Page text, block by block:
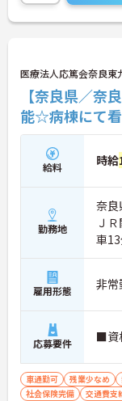
お話させて頂きま
さい。
医療法人応篤会奈良東
【奈良県／
能☆病棟にて
給料 時給
勤務地
奈良
Ｊ
車
雇用形態 非常
応募要件 ■資
車通勤可 残業少なめ
社会保険完備
交通費支